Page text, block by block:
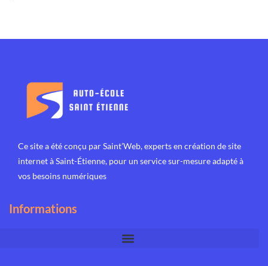
Ce site a été conçu par Saint’Web, experts en création de site
internet à Saint-Étienne, pour un service sur-mesure adapté à
vos besoins numériques
Informations